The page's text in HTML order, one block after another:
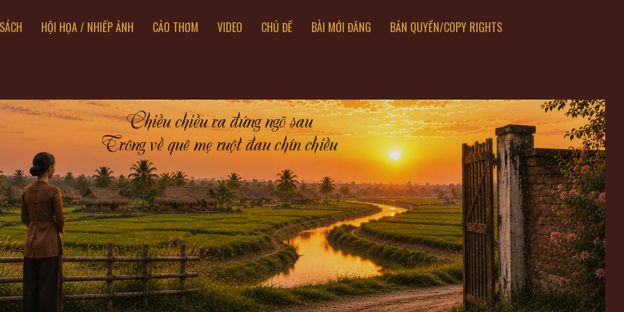
SÁCH HỘI HỌA / NHIẾP ẢNH CẢO THƠM VIDEO CHỦ ĐỀ BÀI MỚI ĐĂNG BẢN QUYỀN/COPY RIGHTS